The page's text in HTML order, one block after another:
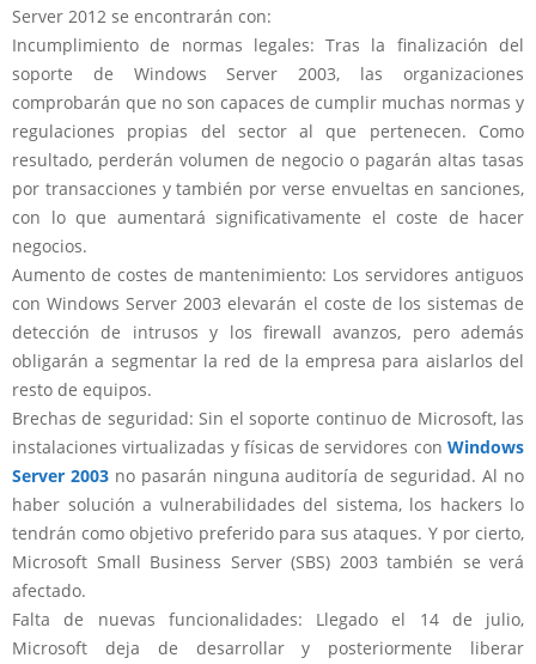
Server 2012 se encontrarán con:
Incumplimiento de normas legales: Tras la finalización del
soporte de Windows Server 2003, las organizaciones
comprobarán que no son capaces de cumplir muchas normas y
regulaciones propias del sector al que pertenecen. Como
resultado, perderán volumen de negocio o pagarán altas tasas
por transacciones y también por verse envueltas en sanciones,
con lo que aumentará significativamente el coste de hacer
negocios.
Aumento de costes de mantenimiento: Los servidores antiguos
con Windows Server 2003 elevarán el coste de los sistemas de
detección de intrusos y los firewall avanzos, pero además
obligarán a segmentar la red de la empresa para aislarlos del
resto de equipos.
Brechas de seguridad: Sin el soporte continuo de Microsoft, las
instalaciones virtualizadas y físicas de servidores con Windows
Server 2003no pasarán ninguna auditoría de seguridad. Al no
haber solución a vulnerabilidades del sistema, los hackers lo
tendrán como objetivo preferido para sus ataques. Y por cierto,
Microsoft Small Business Server (SBS) 2003 también se verá
afectado.
Falta de nuevas funcionalidades: Llegado el 14 de julio,
Microsoft deja de desarrollar y posteriormente liberar